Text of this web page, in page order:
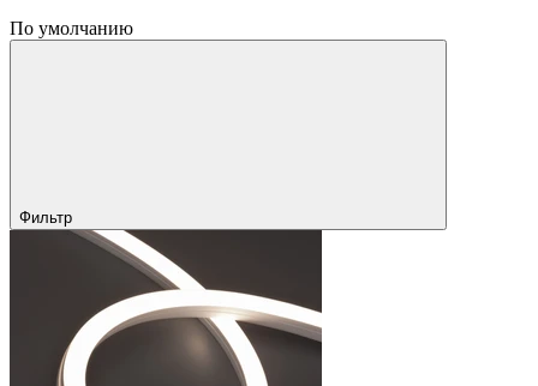
По умолчанию
Фильтр